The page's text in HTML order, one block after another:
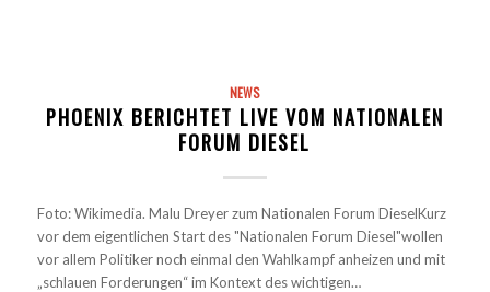
NEWS
PHOENIX BERICHTET LIVE VOM NATIONALEN
FORUM DIESEL
Foto: Wikimedia. Malu Dreyer zum Nationalen Forum DieselKurz
vor dem eigentlichen Start des "Nationalen Forum Diesel"wollen
vor allem Politiker noch einmal den Wahlkampf anheizen und mit
„schlauen Forderungen“ im Kontext des wichtigen…